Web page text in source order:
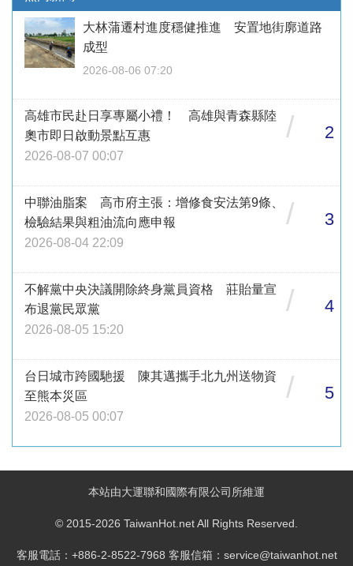
大林蒲遷村進度穩健推進 安置地街廓道路
成型
2026-08-06 07:20
高雄市民赴日享專屬小禮！ 高雄與青森縣陸
奧市即日啟動景點互惠
2026-08-07 00:07
/ 2
中聯油脂案 高市府主張：增修食安法第9條、
檢驗結果與粗油流向應申報
2026-08-04 22:09
/ 3
不解黨中央決議開除終身黨員資格 莊貽量宣
布退黨民眾黨
2026-08-05 15:20
/ 4
台日城市跨國馳援 陳其邁攜手北九州送物資
至熊本災區
2026-08-05 00:07
/ 5
本站由大運聯和國際有限公司所維運
© 2015-2026 TaiwanHot.net All Rights Reserved.
客服電話：+886-2-8522-7968 客服信箱：service@taiwanhot.net